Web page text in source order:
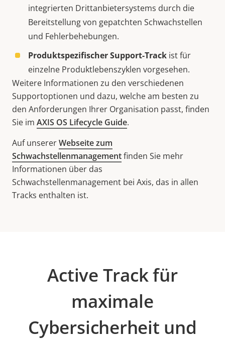
integrierten Drittanbietersystems durch die
Bereitstellung von gepatchten Schwachstellen
und Fehlerbehebungen.
Produktspezifischer Support-Track ist für
einzelne Produktlebenszyklen vorgesehen.
Weitere Informationen zu den verschiedenen
Supportoptionen und dazu, welche am besten zu
den Anforderungen Ihrer Organisation passt, finden
Sie im AXIS OS Lifecycle Guide.
Auf unsererWebseite zum
Schwachstellenmanagementfinden Sie mehr
Informationen über das
Schwachstellenmanagement bei Axis, das in allen
Tracks enthalten ist.
Active Track für
maximale
Cybersicherheit und